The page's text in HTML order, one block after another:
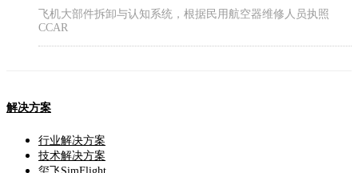
飞机大部件拆卸与认知系统，根据民用航空器维修人员执照
CCAR
解决方案
行业解决方案
技术解决方案